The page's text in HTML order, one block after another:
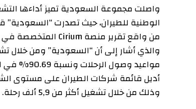
واصلت مجموعة السعودية تميز أداءها
الوطنية للطيران، حيث تصدرت “السعودية”
مواعيد وصول
وذلك من خلال تشغيل أكثر من 5,9 ألف رحلة.